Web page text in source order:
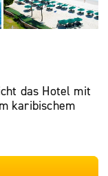
das Hotel mit
karibischem